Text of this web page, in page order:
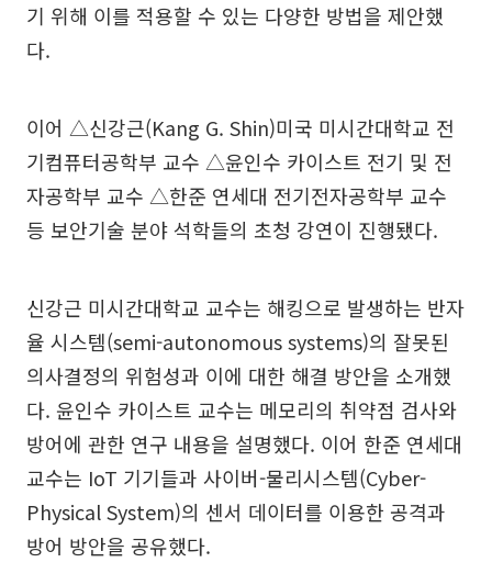
기 위해 이를 적용할 수 있는 다양한 방법을 제안했
다.
이어 △신강근(Kang G. Shin)미국 미시간대학교 전
기컴퓨터공학부 교수 △윤인수 카이스트 전기 및 전
자공학부 교수 △한준 연세대 전기전자공학부 교수
등 보안기술 분야 석학들의 초청 강연이 진행됐다.
신강근 미시간대학교 교수는 해킹으로 발생하는 반자
율 시스템(semi-autonomous systems)의 잘못된
의사결정의 위험성과 이에 대한 해결 방안을 소개했
다. 윤인수 카이스트 교수는 메모리의 취약점 검사와
방어에 관한 연구 내용을 설명했다. 이어 한준 연세대
교수는 IoT 기기들과 사이버-물리시스템(Cyber-
Physical System)의 센서 데이터를 이용한 공격과
방어 방안을 공유했다.